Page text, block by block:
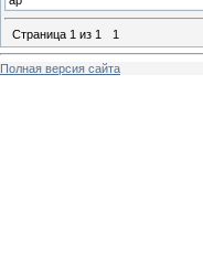
Страница 1 из 1 1
Полная версия сайта